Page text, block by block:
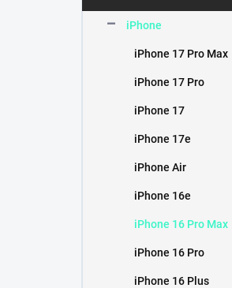
s
kategorie
iPhone
iPhone 17 Pro Max
iPhone 17 Pro
iPhone 17
iPhone 17e
iPhone Air
iPhone 16e
iPhone 16 Pro Max
iPhone 16 Pro
iPhone 16 Plus